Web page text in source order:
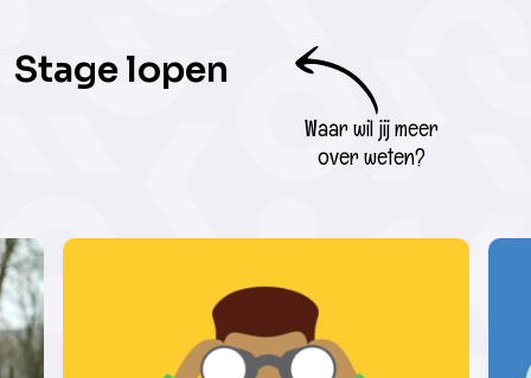
Stage lopen
Waar wil jij meer
over weten?